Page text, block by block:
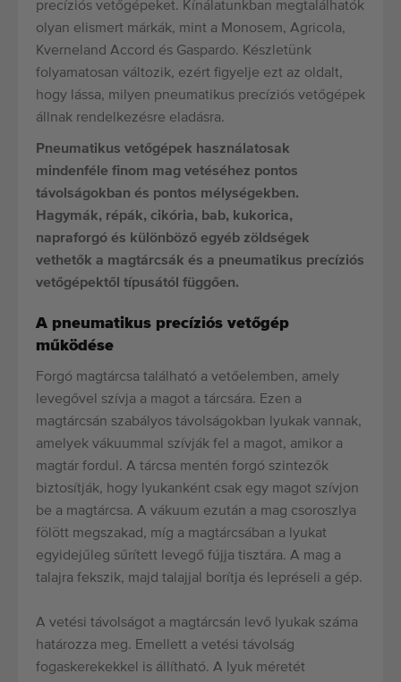
precíziós vetőgépeket. Kínálatunkban megtalálhatók
olyan elismert márkák, mint a Monosem, Agricola,
Kverneland Accord és Gaspardo. Készletünk
folyamatosan változik, ezért figyelje ezt az oldalt,
hogy lássa, milyen pneumatikus precíziós vetőgépek
állnak rendelkezésre eladásra.
Pneumatikus vetőgépek használatosak
mindenféle finom mag vetéséhez pontos
távolságokban és pontos mélységekben.
Hagymák, répák, cikória, bab, kukorica,
napraforgó és különböző egyéb zöldségek
vethetők a magtárcsák és a pneumatikus precíziós
vetőgépektől típusától függően.
A pneumatikus precíziós vetőgép
működése
Forgó magtárcsa található a vetőelemben, amely
levegővel szívja a magot a tárcsára. Ezen a
magtárcsán szabályos távolságokban lyukak vannak,
amelyek vákuummal szívják fel a magot, amikor a
magtár fordul. A tárcsa mentén forgó szintezők
biztosítják, hogy lyukanként csak egy magot szívjon
be a magtárcsa. A vákuum ezután a mag csoroszlya
fölött megszakad, míg a magtárcsában a lyukat
egyidejűleg sűrített levegő fújja tisztára. A mag a
talajra fekszik, majd talajjal borítja és lepréseli a gép.
A vetési távolságot a magtárcsán levő lyukak száma
határozza meg. Emellett a vetési távolság
fogaskerekekkel is állítható. A lyuk méretét